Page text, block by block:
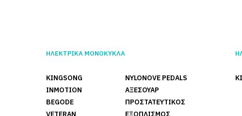
ΗΛΕΚΤΡΙΚΑ ΜΟΝΟΚΥΚΛΑ
KINGSONG
INMOTION
BEGODE
VETERAN
NYLONOVE PEDALS
ΑΞΕΣΟΥΑΡ
ΠΡΟΣΤΑΤΕΥΤΙΚΟΣ
ΕΞΟΠΛΙΣΜΟΣ